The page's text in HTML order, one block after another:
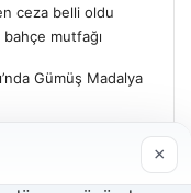
ceza belli oldu
bahçe mutfağı
Gümüş Madalya
×